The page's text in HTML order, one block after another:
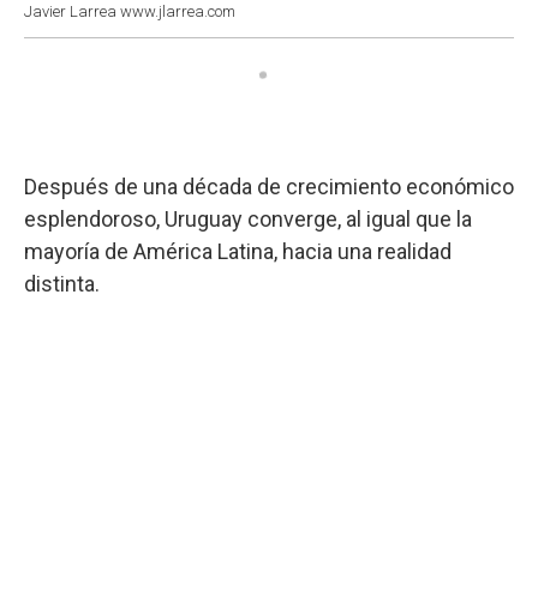
Javier Larrea www.jlarrea.com
Después de una década de crecimiento económico
esplendoroso, Uruguay converge, al igual que la
mayoría de América Latina, hacia una realidad
distinta.